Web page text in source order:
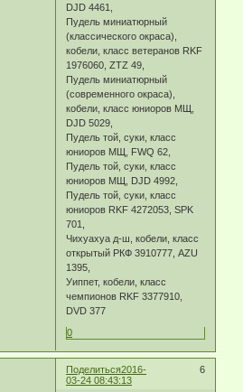
DJD 4461,
Пудель миниатюрный
(классического окраса),
кобели, класс ветеранов RKF
1976060, ZTZ 49,
Пудель миниатюрный
(современного окраса),
кобели, класс юниоров МЩ,
DJD 5029,
Пудель той, суки, класс
юниоров МЩ, FWQ 62,
Пудель той, суки, класс
юниоров МЩ, DJD 4992,
Пудель той, суки, класс
юниоров RKF 4272053, SPK
701,
Чихуахуа д-ш, кобели, класс
открытый РКФ 3910777, AZU
1395,
Уиппет, кобели, класс
чемпионов RKF 3377910,
DVD 377
0
Поделиться 6
2016-
03-24 08:43:13